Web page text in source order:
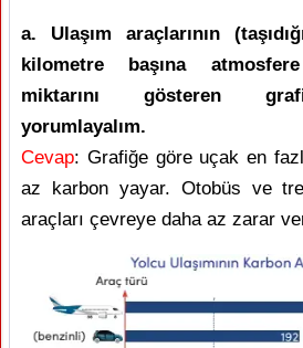
a. Ulaşım araçlarının
kilometre başına
miktarını gösteren
yorumlayalım.
Cevap: Grafiğe göre uçak en
az karbon yayar. Otobüs ve
araçları çevreye daha az zarar